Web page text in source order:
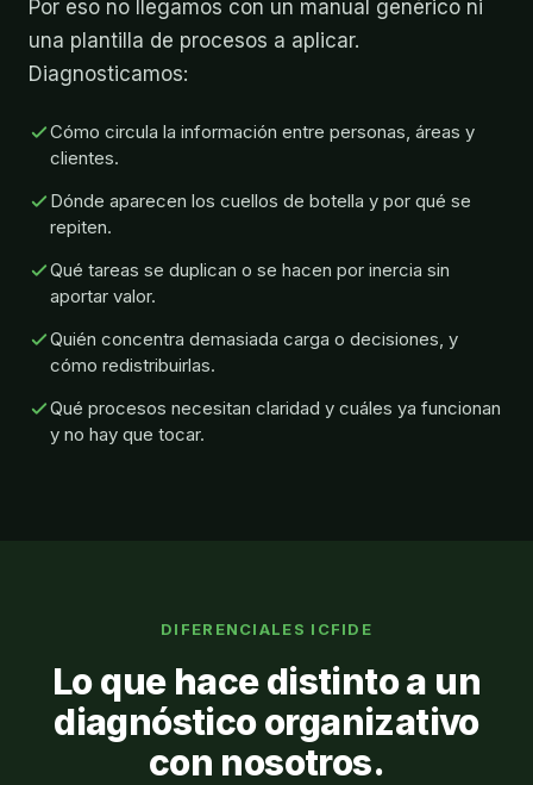
Por eso no llegamos con un manual genérico ni
una plantilla de procesos a aplicar.
Diagnosticamos:
Cómo circula la información entre personas, áreas y
clientes.
Dónde aparecen los cuellos de botella y por qué se
repiten.
Qué tareas se duplican o se hacen por inercia sin
aportar valor.
Quién concentra demasiada carga o decisiones, y
cómo redistribuirlas.
Qué procesos necesitan claridad y cuáles ya funcionan
y no hay que tocar.
DIFERENCIALES ICFIDE
Lo que hace distinto a un
diagnóstico organizativo
con nosotros.